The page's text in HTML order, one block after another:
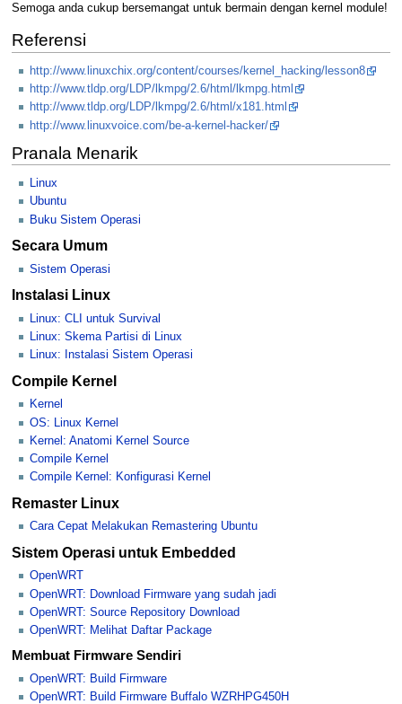
Semoga anda cukup bersemangat untuk bermain dengan kernel module!
Referensi
http://www.linuxchix.org/content/courses/kernel_hacking/lesson8
http://www.tldp.org/LDP/lkmpg/2.6/html/lkmpg.html
http://www.tldp.org/LDP/lkmpg/2.6/html/x181.html
http://www.linuxvoice.com/be-a-kernel-hacker/
Pranala Menarik
Linux
Ubuntu
Buku Sistem Operasi
Secara Umum
Sistem Operasi
Instalasi Linux
Linux: CLI untuk Survival
Linux: Skema Partisi di Linux
Linux: Instalasi Sistem Operasi
Compile Kernel
Kernel
OS: Linux Kernel
Kernel: Anatomi Kernel Source
Compile Kernel
Compile Kernel: Konfigurasi Kernel
Remaster Linux
Cara Cepat Melakukan Remastering Ubuntu
Sistem Operasi untuk Embedded
OpenWRT
OpenWRT: Download Firmware yang sudah jadi
OpenWRT: Source Repository Download
OpenWRT: Melihat Daftar Package
Membuat Firmware Sendiri
OpenWRT: Build Firmware
OpenWRT: Build Firmware Buffalo WZRHPG450H